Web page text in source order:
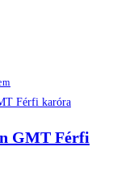
GMT Férfi